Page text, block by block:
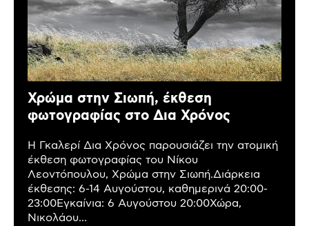
Χρώμα στην Σιωπή, έκθεση
φωτογραφίας στο Δια Χρόνος
Η Γκαλερί Δια Χρόνος παρουσιάζει την ατομική
έκθεση φωτογραφίας του Νίκου
Λεοντόπουλου, Χρώμα στην Σιωπή.Διάρκεια
έκθεσης: 6-14 Αυγούστου, καθημερινά 20:00-
23:00Εγκαίνια: 6 Αυγούστου 20:00Χώρα,
Νικολάου...